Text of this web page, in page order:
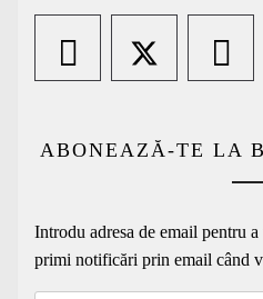
ABONEAZĂ-TE LA
Introdu adresa de email pentru
primi notificări prin email când